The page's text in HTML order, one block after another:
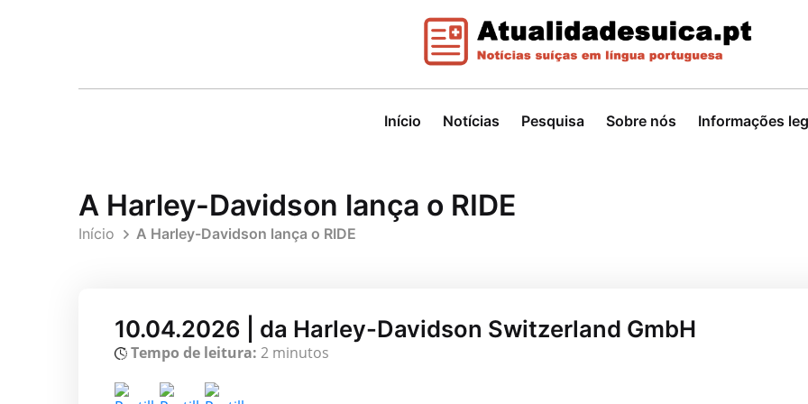
Início Notícias Pesquisa Sobre nós Informações
A Harley-Davidson lança o RIDE
Início A Harley-Davidson lança o RIDE
10.04.2026 | da Harley-Davidson Switzerland GmbH
Tempo de leitura: 2 minutos